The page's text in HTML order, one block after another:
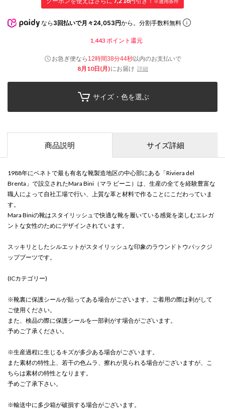
なら 3回払いで月々24,053円から。分割手数料無料
1,443 ポイント還元
お急ぎ便なら 12時間38分44秒以内のお支払いで
8月10日(月)にお届け 詳細
サイズ・色を選ぶ
商品説明 サイズ詳細
1988年にベネトで最も有名な靴製造地区の中心部にある「Riviera del
Brenta」で設立されたMara Bini（マラ ビーニ）は、生産の全てを経験豊富な
職人によって自社工場で行い、上質な革と材料で作ることにこだわっていま
す。
Mara Biniの靴はスタイリッシュで快適な靴を履いている感覚を楽しむエレガ
ントな女性のためにデザインされています。
スッキリとしたシルエットがスタイリッシュな印象のラウンドトウバックジ
ップブーツです。
(ICカテゴリー)
※靴裏に保護シールが貼ってある場合がございます。ご着用の際は剥がして
ご使用ください。
また、検品の際に保護シールを一部剥がす場合がございます。
予めご了承ください。
※生産過程に生じるキズが多少ある場合がございます。
また素材の特性上、若干の色ムラ、擦れが見られる場合がございますが、こ
ちらは素材の特性となります。
予めご了承下さい。
※輸送中に多少箱が破損する場合がございます。